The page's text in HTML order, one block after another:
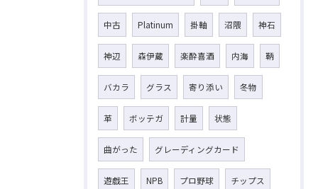
中古 Platinum 掛軸 沼隈 神石
神辺 森伊蔵 楽酔喜酒 内海 鞆
バカラ グラス 寄り添い 冬物
革 ボッテガ 計量 状態
曲がった グレーディングカード
遊戯王 NPB プロ野球 チップス